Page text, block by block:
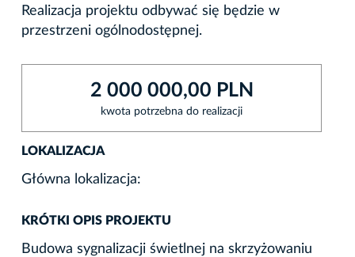
Realizacja projektu odbywać się będzie w
przestrzeni ogólnodostępnej.
2 000 000,00 PLN
kwota potrzebna do realizacji
LOKALIZACJA
Główna lokalizacja:
KRÓTKI OPIS PROJEKTU
Budowa sygnalizacji świetlnej na skrzyżowaniu